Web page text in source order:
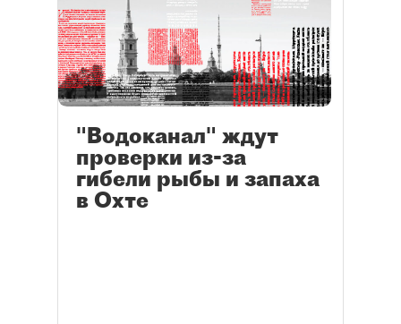
"Водоканал" ждут
проверки из-за
гибели рыбы и запаха
в Охте